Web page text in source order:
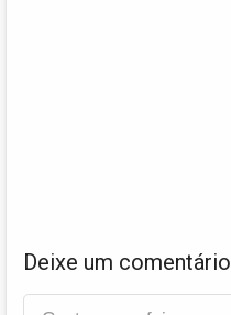
Deixe um comentário